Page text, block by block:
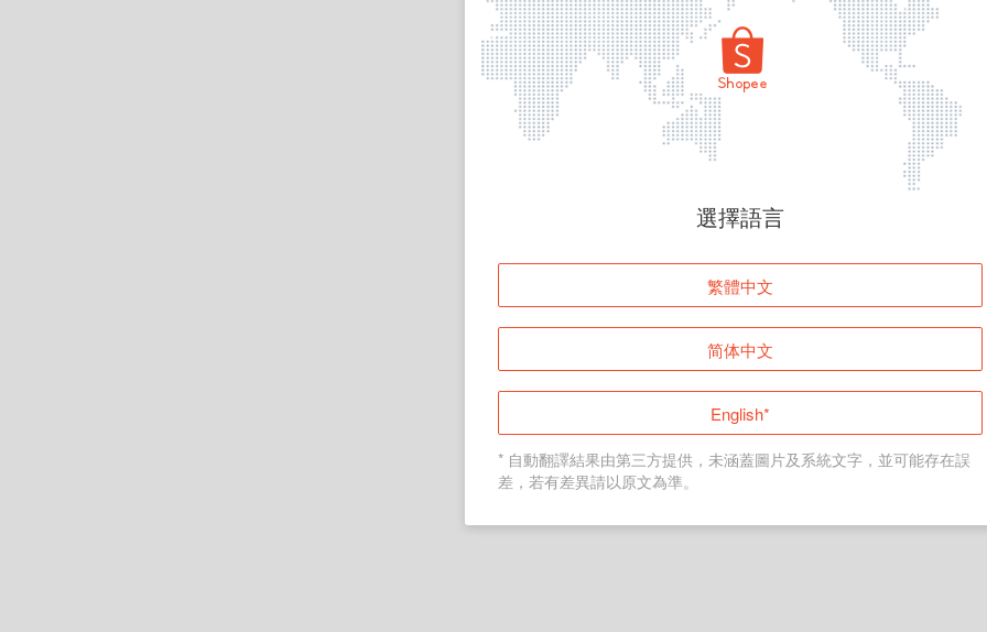
頁面無法顯示
登入
返回首頁
選擇語言
繁體中文
简体中文
English*
* 自動翻譯結果由第三方提供，未涵蓋圖片及系統文字，並可能存在誤
差，若有差異請以原文為準。